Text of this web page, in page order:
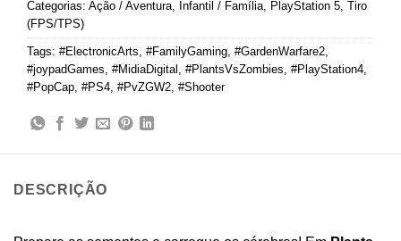
Categorias: Ação / Aventura Infantil / Família PlayStation 5 Tiro
(FPS/TPS)
Tags: #ElectronicArts #FamilyGaming #GardenWarfare2
#joypadGames #MidiaDigital #PlantsVsZombies #PlayStation4
#PopCap #PS4 #PvZGW2 #Shooter
DESCRIÇÃO